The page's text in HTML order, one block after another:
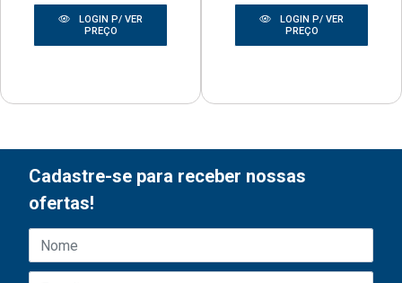
LOGIN P/ VER
PREÇO
LOGIN P/ VER
PREÇO
Cadastre-se para receber nossas
ofertas!